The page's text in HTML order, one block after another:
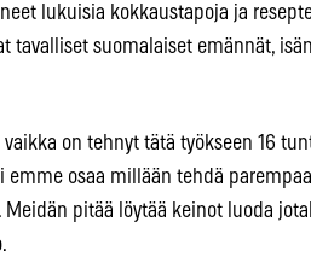
lukuisia kokkaustapoja ja
tavalliset suomalaiset emännät,
on tehnyt tätä työkseen 16
emme osaa millään tehdä parempaa
pitää löytää keinot luoda